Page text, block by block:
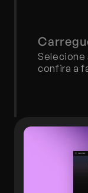
Selecione
confira a